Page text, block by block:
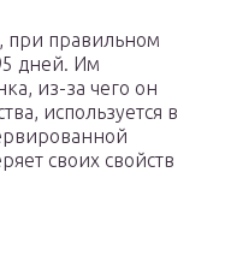
правильном
дней. Им
из-за чего он
используется в
своих свойств